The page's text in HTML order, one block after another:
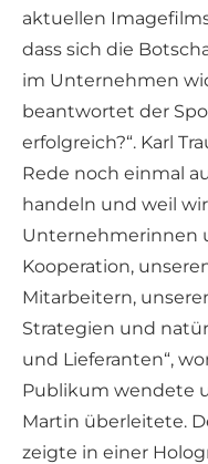
aktuellen
dass sich die
im Unternehmen
beantwortet der
erfolgreich?“. Karl
Rede noch einmal
handeln und weil
Unternehmerinnen
Kooperation,
Mitarbeitern,
Strategien und
und Lieferanten“,
Publikum wendete
Martin überleitete.
zeigte in einer